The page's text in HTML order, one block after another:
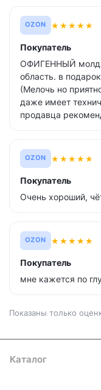
OZON ★★★★★
Покупатель
ОФИГЕННЫЙ молд.
область. в
(Мелочь но
даже имеет
продавца
OZON ★★★★★
Покупатель
Очень хороший,
OZON ★★★★★
Покупатель
мне кажется по
Показаны только
Каталог